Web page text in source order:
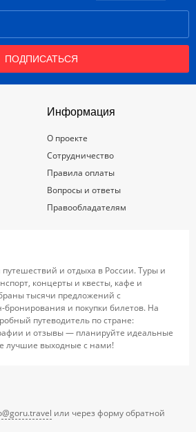
ПОДПИСАТЬСЯ
Информация
О проекте
Сотрудничество
Правила оплаты
Вопросы и ответы
Правообладателям
путешествий и отдыха в России. Туры и
концерты и квесты, кафе и
тысячи предложений с
и покупки билетов. На
путеводитель по стране:
и отзывы — планируйте идеальные
лучшие выходные с нами!
или через форму обратной